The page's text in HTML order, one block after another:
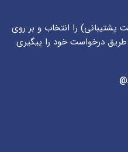
پشتیبانی) را انتخاب و بر روی
درخواست خود را پیگیری